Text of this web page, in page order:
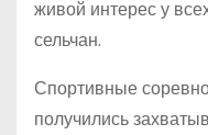
живой интерес у
сельчан.
Спортивные
получились